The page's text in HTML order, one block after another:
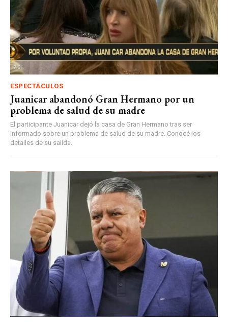
ESPECTÁCULOS
Juanicar abandonó Gran Hermano por un
problema de salud de su madre
El participante Juanicar dejó la casa de Gran Hermano tras ser
informado sobre un problema de salud de su madre. Conocé los
detalles de su salida.